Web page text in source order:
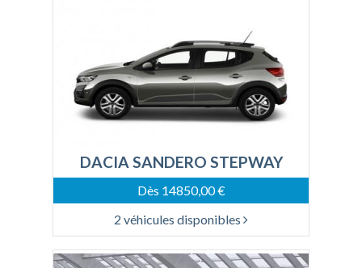
DACIA SANDERO STEPWAY
Dès 14850,00 €
2 véhicules disponibles